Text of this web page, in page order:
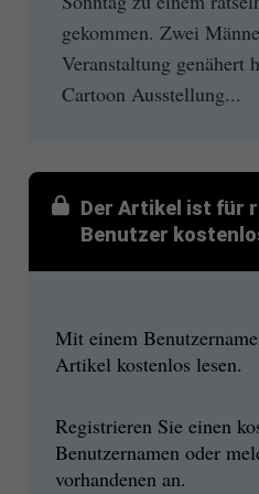
gekommen. Zwei
Veranstaltung genähert
Cartoon Ausstellung...
Der Artikel ist für
Benutzer
Mit einem
Artikel kostenlos lesen.
Registrieren Sie einen
Benutzernamen oder
vorhandenen an.